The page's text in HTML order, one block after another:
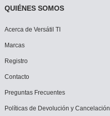
QUIÉNES SOMOS
Acerca de Versátil TI
Marcas
Registro
Contacto
Preguntas Frecuentes
Políticas de Devolución y Cancelación